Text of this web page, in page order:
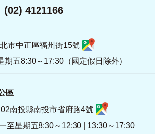
(02) 4121166
市中正區福州街15號
期五8:30～17:30（國定假日除外）
區
南投縣南投市省府路4號
至星期五8:30～12:30 | 13:30～17:30